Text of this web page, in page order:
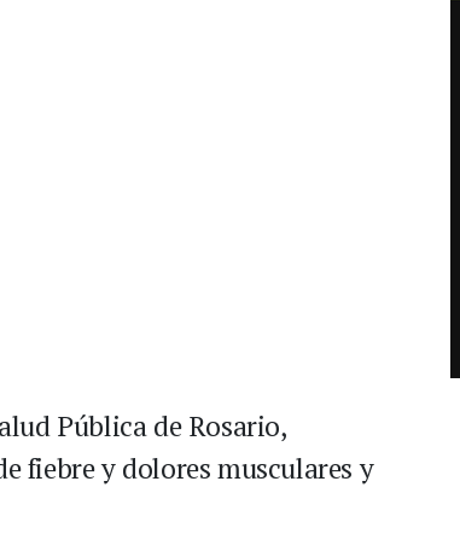
Pública de Rosario,
fiebre y dolores musculares y